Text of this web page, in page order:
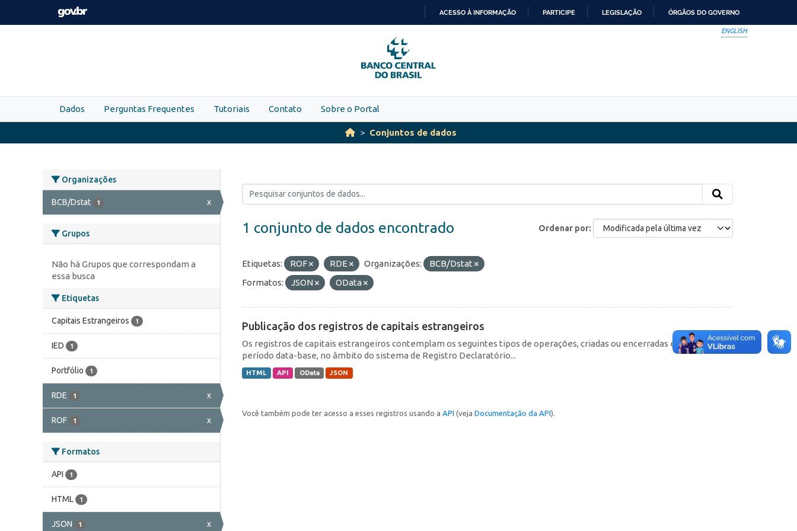
Skip to main content
PARA
O
CONTEÚDO
ACESSO À INFORMAÇÃO PARTICIPE LEGISLAÇÃO ÓRGÃOS DO GOVERNO
ENGLISH
Dados Perguntas Frequentes Tutoriais Contato Sobre o Portal
Conjuntos de dados
Organizações
BCB/Dstat 1 x
Grupos
Não há Grupos que correspondam a
essa busca
Etiquetas
Capitais Estrangeiros 1
IED 1
Portfólio 1
RDE 1 x
ROF 1 x
Formatos
API 1
HTML 1
JSON 1 x
Ordenar por
1 conjunto de dados encontrado
Etiquetas: ROF RDE Organizações:
BCB/Dstat
Formatos:
JSON OData
Publicação dos registros de capitais estrangeiros
Os registros de capitais estrangeiros contemplam os seguintes tipos de operações, criadas ou encerradas em cada
período data-base, no âmbito do sistema de Registro Declaratório...
HTML API OData JSON
Você também pode ter acesso a esses registros usando a API (veja Documentação da API).